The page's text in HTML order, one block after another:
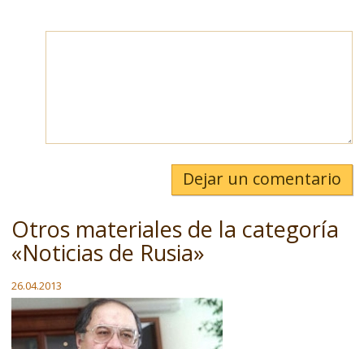
Dejar un comentario
Otros materiales de la categoría
«Noticias de Rusia»
26.04.2013